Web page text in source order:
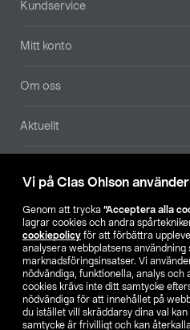
Vi på Clas Ohlson
Genom att trycka ”Acceptera alla
lagrar cookies och andra
cookiepolicy för att förbättra
analysera webbplatsens användning
marknadsföringsinsatser. Vi
nödvändiga, funktionella, analys och
cookies krävs inte ditt samtycke
nödvändiga för att innehållet på
du istället vill skräddarsy dina val
samtycke är frivilligt och kan
Kundservice
Mitt konto
Om oss
Aktuellt
SE NO